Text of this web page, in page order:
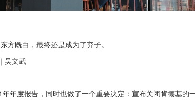
方既白，最终还是成为了弃子。
吴文武
年度报告，同时也做了一个重要决定：宣布关闭肯德基的一